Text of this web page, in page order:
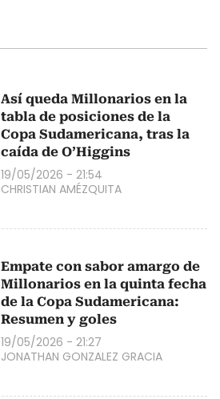
Así queda Millonarios en la
tabla de posiciones de la
Copa Sudamericana, tras la
caída de O’Higgins
19/05/2026 - 21:54
CHRISTIAN AMÉZQUITA
Empate con sabor amargo de
Millonarios en la quinta fecha
de la Copa Sudamericana:
Resumen y goles
19/05/2026 - 21:27
JONATHAN GONZALEZ GRACIA